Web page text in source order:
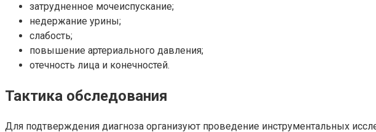
затрудненное мочеиспускание;
недержание урины;
слабость;
повышение артериального давления;
отечность лица и конечностей.
Тактика обследования
Для подтверждения диагноза организуют проведение инструментальных